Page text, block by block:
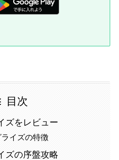
目次
ズをレビュー
イズの特徴
ズの序盤攻略